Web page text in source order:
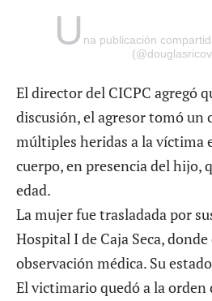
U na publicación
El director del CICPC agregó
discusión, el agresor tomó un
múltiples heridas a la víctima
cuerpo, en presencia del hijo,
edad.
La mujer fue trasladada por
Hospital I de Caja Seca,
observación médica. Su
El victimario quedó a la orden